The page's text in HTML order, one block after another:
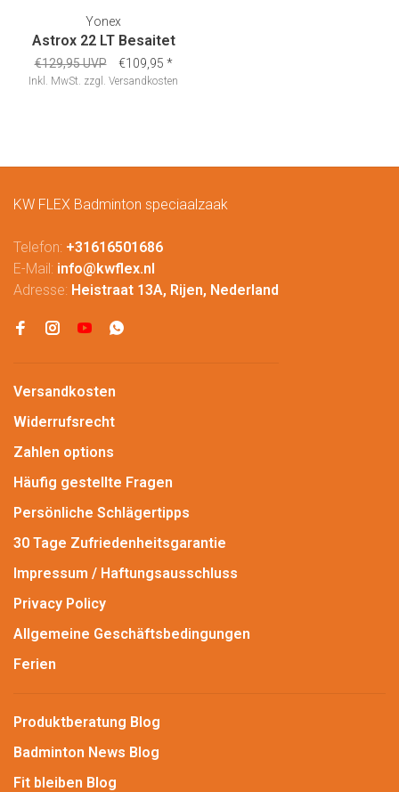
Yonex
Astrox 22 LT Besaitet
€129,95 UVP €109,95 *
Inkl. MwSt. zzgl. Versandkosten
KW FLEX Badminton speciaalzaak
Telefon: +31616501686
E-Mail: info@kwflex.nl
Adresse: Heistraat 13A, Rijen, Nederland
Versandkosten
Widerrufsrecht
Zahlen options
Häufig gestellte Fragen
Persönliche Schlägertipps
30 Tage Zufriedenheitsgarantie
Impressum / Haftungsausschluss
Privacy Policy
Allgemeine Geschäftsbedingungen
Ferien
Produktberatung Blog
Badminton News Blog
Fit bleiben Blog